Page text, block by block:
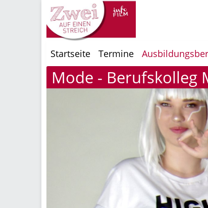
Startseite Termine
Mode - Berufskolleg